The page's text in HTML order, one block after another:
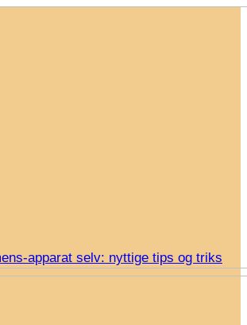
apparat selv: nyttige tips og triks